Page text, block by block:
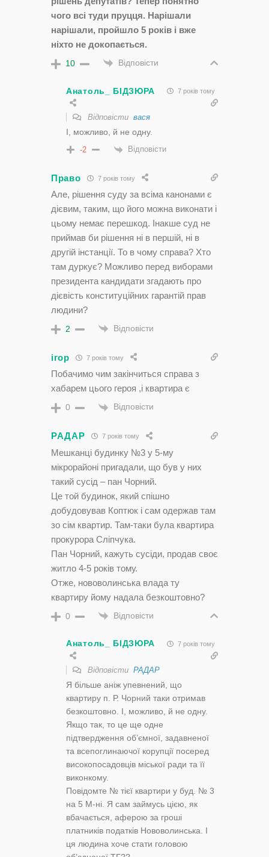
чого всі туди пруцця. Нарішали
нарішали, пройшло 5 років і вже
ніхто не докопається.
10 Відповісти
Анатоль_ БІДЗЮРА 7 років тому
Відповісти вася
І, можливо, й не одну.
-2 Відповісти
Право 7 років тому
Але, рішення суду за всіма канонами є
дієвим, таким, що його можна виконати і
цьому немає перешкод. Інакше суд не
приймав би рішення ні в першій, ні в
другій інстанції. То в чому справа? Хто
там дуркує? Можливо перед виборами
президента кандидати згадають про
дієвість конституційних гарантій прав
людини?
2 Відповісти
ігор 7 років тому
Побачимо чим закінчиться справа з
хабарем цього героя ,і квартира є
0 Відповісти
РАДАР 7 років тому
Мешканці будинку №3 у 5-му
мікрорайоні пригадали, що був у них
такий сусід – пан Чорний.
Це той будинок, який спішно
добудовував Коптюк і сам одержав там
зо сім квартир. Там-таки була квартира
прокурора Сліпчука.
Пан Чорний, кажуть сусіди, продав своє
житло 4-5 років тому.
Отже, нововолинська влада ту
квартиру йому надала безкоштовно?
0 Відповісти
Анатоль_ БІДЗЮРА 7 років тому
Відповісти РАДАР
Я більше аніж упевнений, що
квартиру п. Р. Чорний таки отримав
безкоштовно. І, можливо, й не одну.
Якщо так, то це ще одне
підтвердження об’ємної, задавненої
та всепоглинаючої корупції посеред
високопосадовців міської ради та її
виконкому.
Повідомте № тієї квартири у буд. № 3
на 5 М-ні. Я сам займусь цією, як
вбачається, аферою за гроші
платників податків Нововолинська. І
ця людина хоче стати головою